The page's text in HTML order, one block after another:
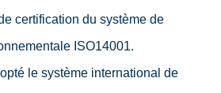
certification du système de
ISO14001.
le système international de